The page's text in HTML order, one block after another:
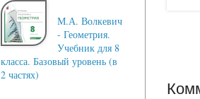
М.А. Волкевич
- Геометрия.
Учебник для 8
класса. Базовый уровень (в
2 частях)